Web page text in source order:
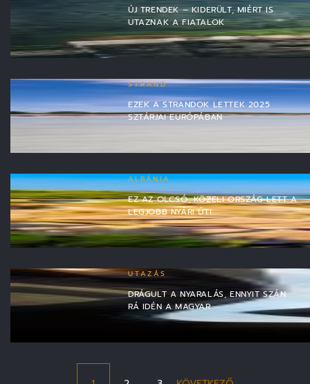
ÚJ TRENDEK – KIDERÜLT, MIÉRT IS
UTAZNAK A FIATALOK
STRAND
EZEK A STRANDOK LETTEK 2025
SZTÁRJAI EURÓPÁBAN
ALBÁNIA
EZ AZ OLCSÓ, KÖZELI ORSZÁG LETT A
LEGJOBB NYÁRI ÚTI…
UTAZÁS
DRÁGULT A NYARALÁS, ENNYIT SZÁN
RÁ IDÉN A MAGYAR